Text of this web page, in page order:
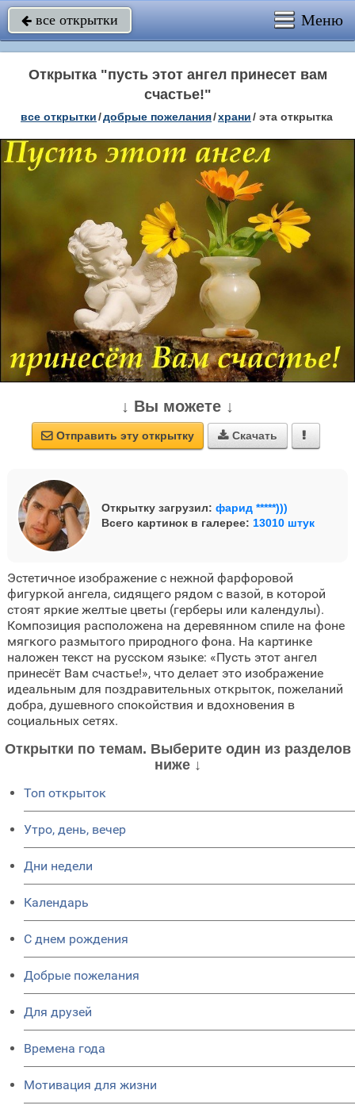
 все открытки Меню
Открытка "пусть этот ангел принесет вам
счастье!"
все открытки/добрые пожелания/храни/ эта открытка
↓ Вы можете ↓
 Отправить эту открытку  Скачать 
Открытку загрузил: фарид *****)))
Всего картинок в галерее: 13010 штук
Эстетичное изображение с нежной фарфоровой
фигуркой ангела, сидящего рядом с вазой, в которой
стоят яркие желтые цветы (герберы или календулы).
Композиция расположена на деревянном спиле на фоне
мягкого размытого природного фона. На картинке
наложен текст на русском языке: «Пусть этот ангел
принесёт Вам счастье!», что делает это изображение
идеальным для поздравительных открыток, пожеланий
добра, душевного спокойствия и вдохновения в
социальных сетях.
Открытки по темам. Выберите один из разделов
ниже ↓
Топ открыток
Утро, день, вечер
Дни недели
Календарь
C днем рождения
Добрые пожелания
Для друзей
Времена года
Мотивация для жизни